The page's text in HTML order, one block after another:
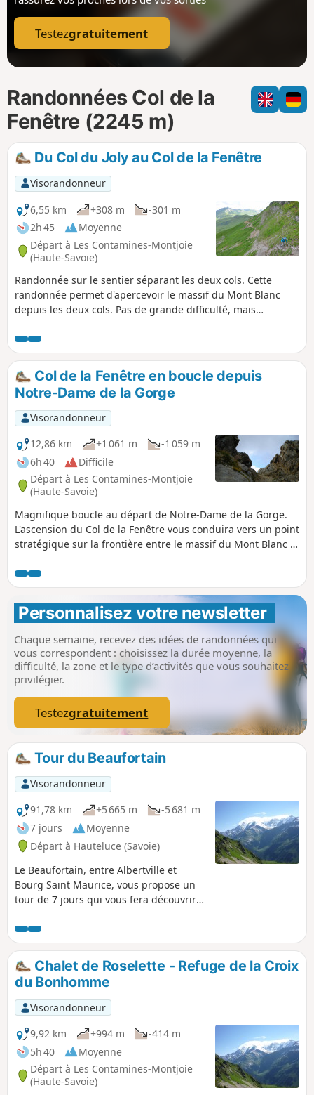
p
Testezgratuitement
Randonnées Col de la
Fenêtre (2245 m)
Du Col du Joly au Col de la Fenêtre
Visorandonneur
6,55 km
+308 m
-301 m
2h 45
Moyenne
Départ à Les Contamines-Montjoie
(Haute-Savoie)
Randonnée sur le sentier séparant les deux cols. Cette
randonnée permet d'apercevoir le massif du Mont Blanc
depuis les deux cols. Pas de grande difficulté, mais
raide
Col de la Fenêtre en boucle depuis
Notre-Dame de la Gorge
Visorandonneur
12,86 km
+1 061 m
-1 059 m
6h 40
Difficile
Départ à Les Contamines-Montjoie
(Haute-Savoie)
Magnifique boucle au départ de Notre-Dame de la Gorge.
L'ascension du Col de la Fenêtre vous conduira vers un point
stratégique sur la frontière entre le massif du Mont Blanc et
d'une vue remarquable sur le Mont Blanc à l'est, le Lac de la
Girotte et les pentes de Hauteluce à l'Ouest.
Personnalisez votre newsletter
Chaque semaine, recevez des idées de randonnées qui
vous correspondent : choisissez la durée moyenne, la
difficulté, la zone et le type d’activités que vous souhaitez
privilégier.
Testezgratuitement
Tour du Beaufortain
Visorandonneur
91,78 km
+5 665 m
-5 681 m
7 jours
Moyenne
Départ à Hauteluce (Savoie)
Le Beaufortain, entre Albertville et
Bourg Saint Maurice, vous propose un
tour de 7 jours qui vous fera découvrir
Chalet de Roselette - Refuge de la Croix
du Bonhomme
Visorandonneur
9,92 km
+994 m
-414 m
5h 40
Moyenne
Départ à Les Contamines-Montjoie
(Haute-Savoie)